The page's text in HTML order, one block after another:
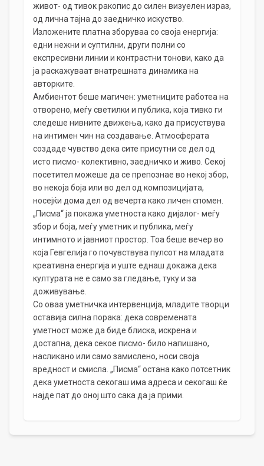
живот- од тивок ракопис до силен визуелен израз,
од лична тајна до заедничко искуство.
Изложените платна зборуваа со своја енергија:
едни нежни и суптилни, други полни со
експресивни линии и контрастни тонови, како да
ја раскажуваат внатрешната динамика на
авторките.
Амбиентот беше магичен: уметниците работеа на
отворено, меѓу светилки и публика, која тивко ги
следеше нивните движења, како да присуствува
на интимен чин на создавање. Атмосферата
создаде чувство дека сите присутни се дел од
исто писмо- колективно, заедничко и живо. Секој
посетител можеше да се препознае во некој збор,
во некоја боја или во дел од композицијата,
носејќи дома дел од вечерта како личен спомен.
„Писма“ ја покажа уметноста како дијалог- меѓу
збор и боја, меѓу уметник и публика, меѓу
интимното и јавниот простор. Тоа беше вечер во
која Гевгелија го почувствува пулсот на младата
креативна енергија и уште еднаш докажа дека
културата не е само за гледање, туку и за
доживување.
Со оваа уметничка интервенција, младите творци
оставија силна порака: дека современата
уметност може да биде блиска, искрена и
достапна, дека секое писмо- било напишано,
насликано или само замислено, носи своја
вредност и смисла. „Писма“ остана како потсетник
дека уметноста секогаш има адреса и секогаш ќе
најде пат до оној што сака да ја прими.